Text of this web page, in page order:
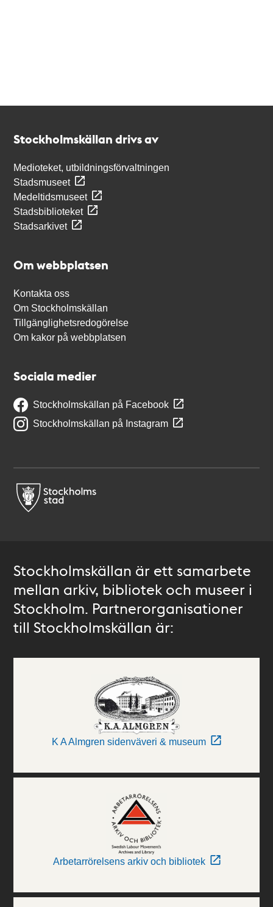
Stockholmskällan drivs av
Medioteket, utbildningsförvaltningen
Stadsmuseet
Medeltidsmuseet
Stadsbiblioteket
Stadsarkivet
Om webbplatsen
Kontakta oss
Om Stockholmskällan
Tillgänglighetsredogörelse
Om kakor på webbplatsen
Sociala medier
Stockholmskällan på Facebook
Stockholmskällan på Instagram
Stockholmskällan är ett samarbete
mellan arkiv, bibliotek och museer i
Stockholm. Partnerorganisationer
till Stockholmskällan är:
K A Almgren sidenväveri & museum
Arbetarrörelsens arkiv och bibliotek